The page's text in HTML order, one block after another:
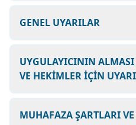
GENEL UYARILAR
UYGULAYICININ ALMASI
VE HEKİMLER İÇİN
MUHAFAZA ŞARTLARI